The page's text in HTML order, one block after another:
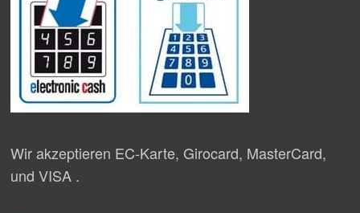
Wir akzeptieren EC-Karte, Girocard, MasterCard,
und VISA .